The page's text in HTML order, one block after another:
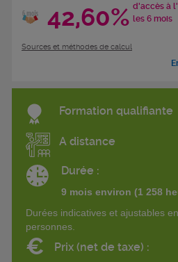
42,60% d'accès à
les 6 mois
Sources et méthodes de calcul
Formation qualifiante
A distance
Durée :
9 mois environ (1 258
Durées indicatives et ajustables
personnes.
€ Prix (net de taxe) :